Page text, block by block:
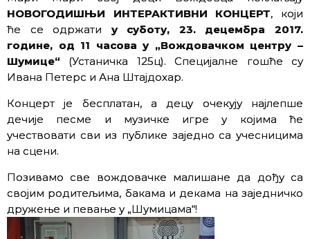
НОВОГОДИШЊИ ИНТЕРАКТИВНИ КОНЦЕРТ, који
ће се одржати у суботу, 23. децембра 2017.
године, од 11 часова у „Вождовачком центру –
Шумице“ (Устаничка 125ц). Специјалне гошће су
Ивана Петерс и Ана Штајдохар.
Концерт је бесплатан, а децу очекују најлепше
дечије песме и музичке игре у којима ће
учествовати сви из публике заједно са учесницима
на сцени.
Позивамо све вождовачке малишане да дођу са
својим родитељима, бакама и декама на заједничко
дружење и певање у „Шумицама“!